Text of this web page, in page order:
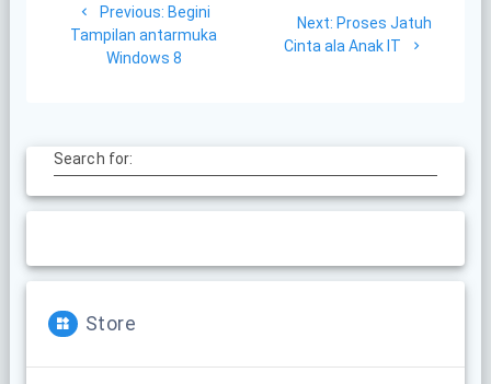
navigation
Previous: Previous
post:
Begini
Tampilan antarmuka
Windows 8
Next: Next
post:
Proses Jatuh
Cinta ala Anak IT
Search for:
Store